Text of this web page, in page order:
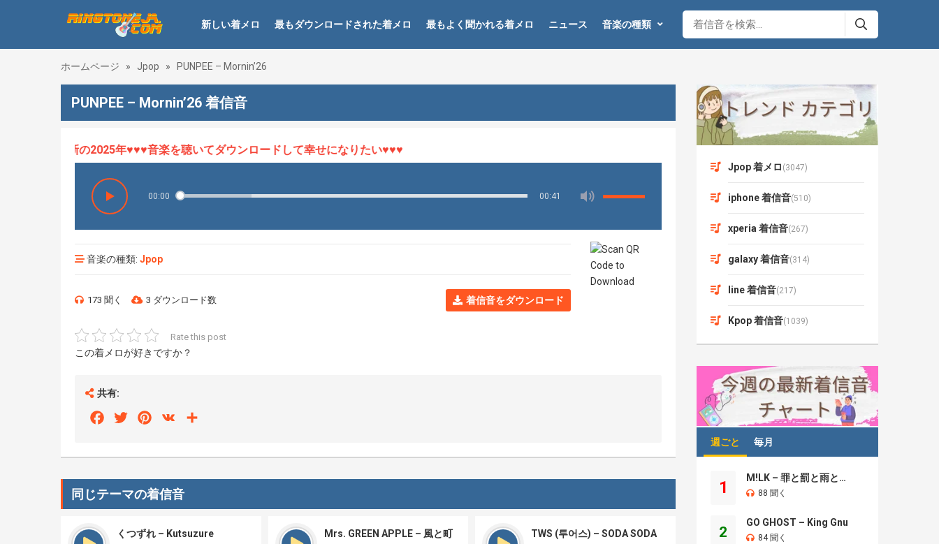
新しい着メロ 最もダウンロードされた着メロ 最もよく聞かれる着メロ ニュース 音楽の種類
ホームページ » Jpop » PUNPEE – Mornin’26
PUNPEE – Mornin’26 着信音
HOT、最新の2025年♥♥♥音楽を聴いてダウンロードして幸せになりたい♥♥♥
00:00 00:41
音楽の種類: Jpop
173 聞く 3 ダウンロード数 着信音をダウンロード
Rate this post
この着メロが好きですか？
共有:
FacebookTwitterPinterest
VK
同じテーマの着信音
くつずれ – Kutsuzure Mrs. GREEN APPLE – 風と町 TWS (투어스) – SODA SODA
Jpop 着メロ (3047)
iphone 着信音(510)
xperia 着信音(267)
galaxy 着信音(314)
line 着信音(217)
Kpop 着信音(1039)
週ごと 毎月
1
M!LK – 罪と罰と雨とキス
88 聞く
2
GO GHOST – King Gnu
84 聞く